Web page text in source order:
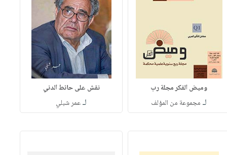
وميض الفكر مجلة رب
لـ مجموعة من المؤلف
نقش على حائط الدني
لـعمر شبلي